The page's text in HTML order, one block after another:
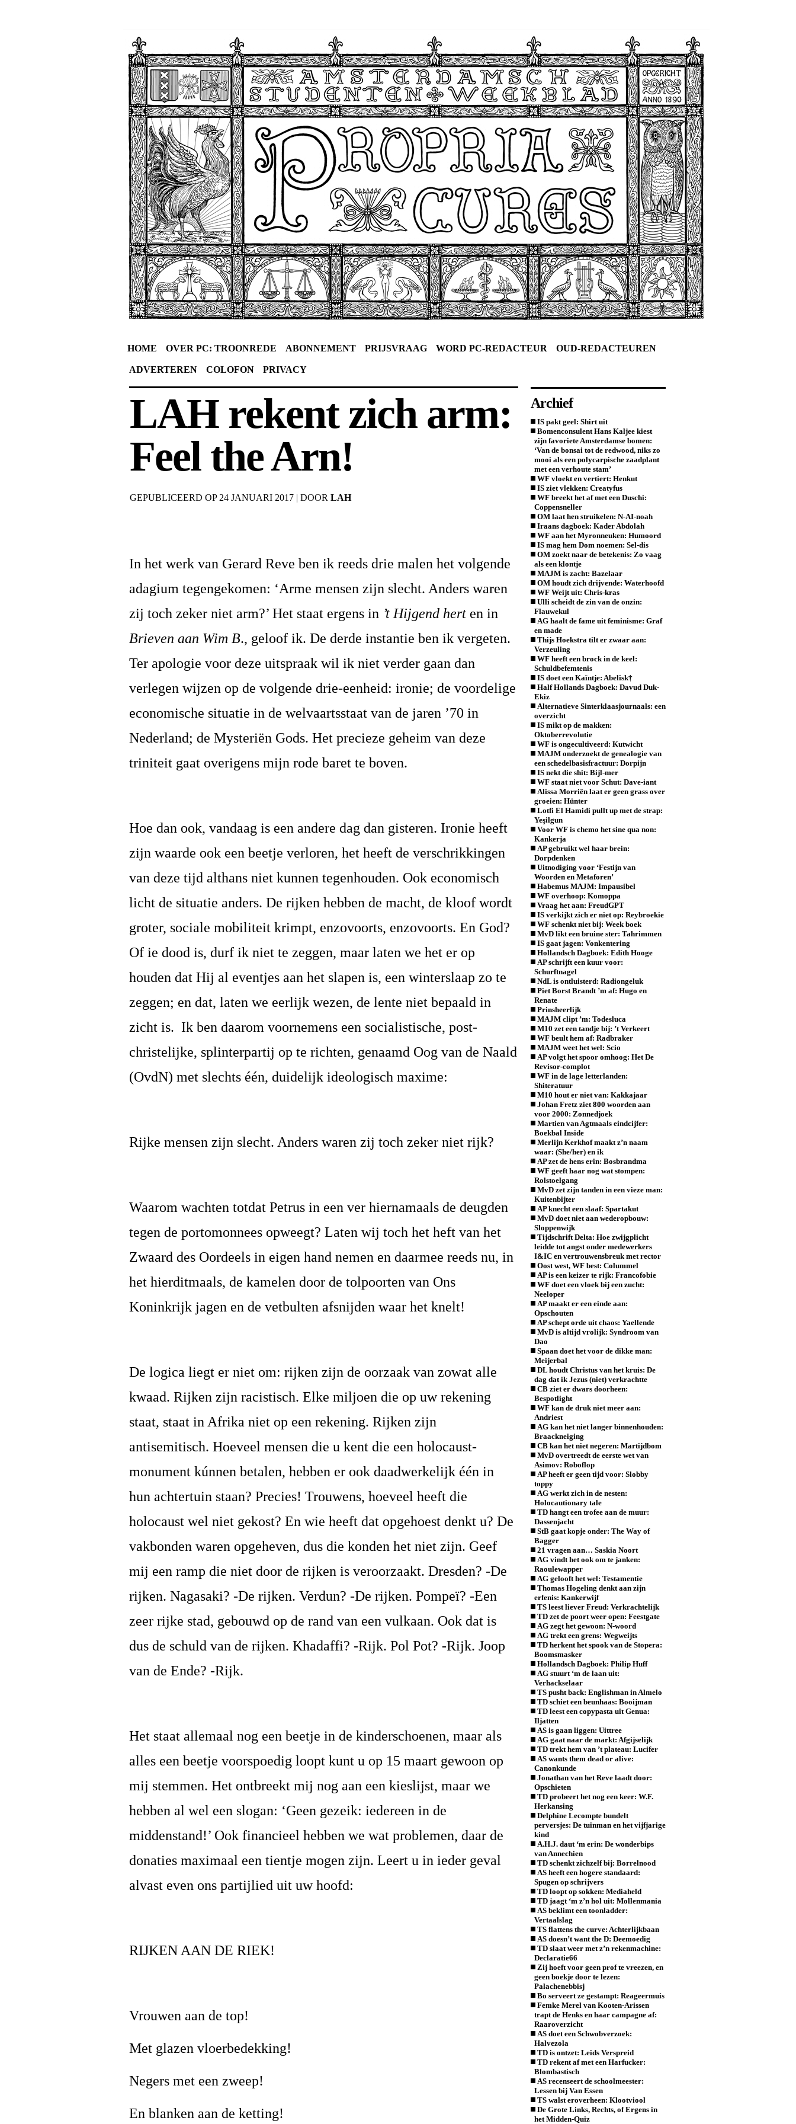
HOME OVER PC: TROONREDE ABONNEMENT PRIJSVRAAG WORD PC-REDACTEUR OUD-REDACTEUREN
ADVERTEREN COLOFON PRIVACY
LAH rekent zich arm:
Feel the Arn!
GEPUBLICEERD OP 24 JANUARI 2017 |DOOR LAH
In het werk van Gerard Reve ben ik reeds drie malen het volgende
adagium tegengekomen: ‘Arme mensen zijn slecht. Anders waren
zij toch zeker niet arm?’ Het staat ergens in ’t Hijgend hert en in
Brieven aan Wim B., geloof ik. De derde instantie ben ik vergeten.
Ter apologie voor deze uitspraak wil ik niet verder gaan dan
verlegen wijzen op de volgende drie-eenheid: ironie; de voordelige
economische situatie in de welvaartsstaat van de jaren ’70 in
Nederland; de Mysteriën Gods. Het precieze geheim van deze
triniteit gaat overigens mijn rode baret te boven.
Hoe dan ook, vandaag is een andere dag dan gisteren. Ironie heeft
zijn waarde ook een beetje verloren, het heeft de verschrikkingen
van deze tijd althans niet kunnen tegenhouden. Ook economisch
licht de situatie anders. De rijken hebben de macht, de kloof wordt
groter, sociale mobiliteit krimpt, enzovoorts, enzovoorts. En God?
Of ie dood is, durf ik niet te zeggen, maar laten we het er op
houden dat Hij al eventjes aan het slapen is, een winterslaap zo te
zeggen; en dat, laten we eerlijk wezen, de lente niet bepaald in
zicht is. Ik ben daarom voornemens een socialistische, post-
christelijke, splinterpartij op te richten, genaamd Oog van de Naald
(OvdN) met slechts één, duidelijk ideologisch maxime:
Rijke mensen zijn slecht. Anders waren zij toch zeker niet rijk?
Waarom wachten totdat Petrus in een ver hiernamaals de deugden
tegen de portomonnees opweegt? Laten wij toch het heft van het
Zwaard des Oordeels in eigen hand nemen en daarmee reeds nu, in
het hierditmaals, de kamelen door de tolpoorten van Ons
Koninkrijk jagen en de vetbulten afsnijden waar het knelt!
De logica liegt er niet om: rijken zijn de oorzaak van zowat alle
kwaad. Rijken zijn racistisch. Elke miljoen die op uw rekening
staat, staat in Afrika niet op een rekening. Rijken zijn
antisemitisch. Hoeveel mensen die u kent die een holocaust-
monument kúnnen betalen, hebben er ook daadwerkelijk één in
hun achtertuin staan? Precies! Trouwens, hoeveel heeft die
holocaust wel niet gekost? En wie heeft dat opgehoest denkt u? De
vakbonden waren opgeheven, dus die konden het niet zijn. Geef
mij een ramp die niet door de rijken is veroorzaakt. Dresden? -De
rijken. Nagasaki? -De rijken. Verdun? -De rijken. Pompeï? -Een
zeer rijke stad, gebouwd op de rand van een vulkaan. Ook dat is
dus de schuld van de rijken. Khadaffi? -Rijk. Pol Pot? -Rijk. Joop
van de Ende? -Rijk.
Het staat allemaal nog een beetje in de kinderschoenen, maar als
alles een beetje voorspoedig loopt kunt u op 15 maart gewoon op
mij stemmen. Het ontbreekt mij nog aan een kieslijst, maar we
hebben al wel een slogan: ‘Geen gezeik: iedereen in de
middenstand!’ Ook financieel hebben we wat problemen, daar de
donaties maximaal een tientje mogen zijn. Leert u in ieder geval
alvast even ons partijlied uit uw hoofd:
RIJKEN AAN DE RIEK!
Vrouwen aan de top!
Met glazen vloerbedekking!
Negers met een zweep!
En blanken aan de ketting!
Archief
IS pakt geel: Shirt uit
Bomenconsulent Hans Kaljee kiest
zijn favoriete Amsterdamse bomen:
‘Van de bonsai tot de redwood, niks zo
mooi als een polycarpische zaadplant
met een verhoute stam’
WF vloekt en vertiert: Henkut
IS ziet vlekken: Creatyfus
WF breekt het af met een Duschi:
Coppensneller
OM laat hen struikelen: N-AI-noah
Iraans dagboek: Kader Abdolah
WF aan het Myronneuken: Humoord
IS mag hem Dom noemen: Sel-dis
OM zoekt naar de betekenis: Zo vaag
als een klontje
MAJM is zacht: Bazelaar
OM houdt zich drijvende: Waterhoofd
WF Weijt uit: Chris-kras
Ulli scheidt de zin van de onzin:
Flauwekul
AG haalt de fame uit feminisme: Graf
en made
Thijs Hoekstra tilt er zwaar aan:
Verzeuling
WF heeft een brock in de keel:
Schuldbefemtenis
IS doet een Kaïntje: Abelisk†
Half Hollands Dagboek: Davud Duk-
Ekiz
Alternatieve Sinterklaasjournaals: een
overzicht
IS mikt op de makken:
Oktoberrevolutie
WF is ongecultiveerd: Kutwicht
MAJM onderzoekt de genealogie van
een schedelbasisfractuur: Dorpijn
IS nekt die shit: Bijl-mer
WF staat niet voor Schut: Dave-iant
Alissa Morriën laat er geen grass over
groeien: Hünter
Lotfi El Hamidi pullt up met de strap:
Yeşilgun
Voor WF is chemo het sine qua non:
Kankerja
AP gebruikt wel haar brein:
Dorpdenken
Uitnodiging voor ‘Festijn van
Woorden en Metaforen’
Habemus MAJM: Impausibel
WF overhoop: Komoppa
Vraag het aan: FreudGPT
IS verkijkt zich er niet op: Reybroekie
WF schenkt niet bij: Week boek
MvD likt een bruine ster: Tahrimmen
IS gaat jagen: Vonkentering
Hollandsch Dagboek: Edith Hooge
AP schrijft een kuur voor:
Schurftnagel
NdL is ontluisterd: Radiongeluk
Piet Borst Brandt ’m af: Hugo en
Renate
Prinsheerlijk
MAJM clipt ’m: Todesluca
M10 zet een tandje bij: ’t Verkeert
WF beult hem af: Radbraker
MAJM weet het wel: Scio
AP volgt het spoor omhoog: Het De
Revisor-complot
WF in de lage letterlanden:
Shiteratuur
M10 hout er niet van: Kakkajaar
Johan Fretz ziet 800 woorden aan
voor 2000: Zonnedjoek
Martien van Agtmaals eindcijfer:
Boekbal Inside
Merlijn Kerkhof maakt z’n naam
waar: (She/her) en ik
AP zet de hens erin: Bosbrandma
WF geeft haar nog wat stompen:
Rolstoelgang
MvD zet zijn tanden in een vieze man:
Kuitenbijter
AP knecht een slaaf: Spartakut
MvD doet niet aan wederopbouw:
Sloppenwijk
Tijdschrift Delta: Hoe zwijgplicht
leidde tot angst onder medewerkers
I&IC en vertrouwensbreuk met rector
Oost west, WF best: Colummel
AP is een keizer te rijk: Francofobie
WF doet een vloek bij een zucht:
Neeloper
AP maakt er een einde aan:
Opschouten
AP schept orde uit chaos: Yaellende
MvD is altijd vrolijk: Syndroom van
Dao
Spaan doet het voor de dikke man:
Meijerbal
DL houdt Christus van het kruis: De
dag dat ik Jezus (niet) verkrachtte
CB ziet er dwars doorheen:
Bespotlight
WF kan de druk niet meer aan:
Andriest
AG kan het niet langer binnenhouden:
Braackneiging
CB kan het niet negeren: Martijdbom
MvD overtreedt de eerste wet van
Asimov: Roboflop
AP heeft er geen tijd voor: Slobby
toppy
AG werkt zich in de nesten:
Holocautionary tale
TD hangt een trofee aan de muur:
Dassenjacht
StB gaat kopje onder: The Way of
Bagger
21 vragen aan… Saskia Noort
AG vindt het ook om te janken:
Raoulewapper
AG gelooft het wel: Testamentie
Thomas Hogeling denkt aan zijn
erfenis: Kankerwijf
TS leest liever Freud: Verkrachtelijk
TD zet de poort weer open: Feestgate
AG zegt het gewoon: N-woord
AG trekt een grens: Wegweijts
TD herkent het spook van de Stopera:
Boomsmasker
Hollandsch Dagboek: Philip Huff
AG stuurt ‘m de laan uit:
Verhackselaar
TS pusht back: Englishman in Almelo
TD schiet een beunhaas: Booijman
TD leest een copypasta uit Genua:
Iljatten
AS is gaan liggen: Uittree
AG gaat naar de markt: Afgijselijk
TD trekt hem van ’t plateau: Lucifer
AS wants them dead or alive:
Canonkunde
Jonathan van het Reve laadt door:
Opschieten
TD probeert het nog een keer: W.F.
Herkansing
Delphine Lecompte bundelt
perversjes: De tuinman en het vijfjarige
kind
A.H.J. daut ‘m erin: De wonderbips
van Annechien
TD schenkt zichzelf bij: Borrelnood
AS heeft een hogere standaard:
Spugen op schrijvers
TD loopt op sokken: Mediaheld
TD jaagt ‘m z’n hol uit: Mollenmania
AS beklimt een toonladder:
Vertaalslag
TS flattens the curve: Achterlijkbaan
AS doesn’t want the D: Deemoedig
TD slaat weer met z’n rekenmachine:
Declaratie66
Zij hoeft voor geen prof te vreezen, en
geen boekje door te lezen:
Palachenebbisj
Bo serveert ze gestampt: Reageermuis
Femke Merel van Kooten-Arissen
trapt de Henks en haar campagne af:
Raaroverzicht
AS doet een Schwobverzoek:
Halvezola
TD is ontzet: Leids Verspreid
TD rekent af met een Harfucker:
Blombastisch
AS recenseert de schoolmeester:
Lessen bij Van Essen
TS walst eroverheen: Klootviool
De Grote Links, Rechts, of Ergens in
het Midden-Quiz